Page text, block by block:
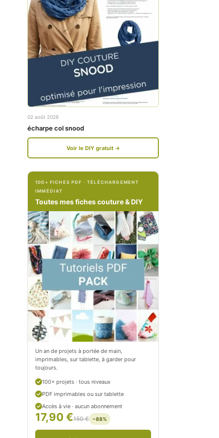
w
w
f
e
b
o
.
c
o
m
t
i
t
i
t
r
o
w
w
.
i
t
g
m
.
c
o
m
/
e
t
i
c
i
t
r
02 août 2026
écharpe col snood
Voir le DIY gratuit →
100+ FICHES PDF · TÉLÉCHARGEMENT
IMMÉDIAT
Toutes mes fiches couture & DIY
Un an de projets à portée de main,
imprimables, sur tablette, à garder pour
toujours.
100+ projets · tous niveaux
PDF imprimables ou sur tablette
Accès à vie · aucun abonnement
17,90 €150 € −88%